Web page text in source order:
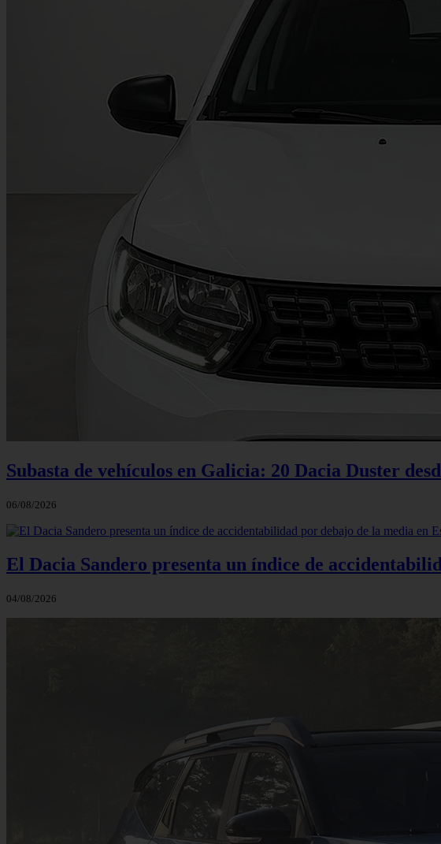
Subasta de vehículos en Galicia: 20 Dacia Duster
06/08/2026
El Dacia Sandero presenta un índice de
04/08/2026